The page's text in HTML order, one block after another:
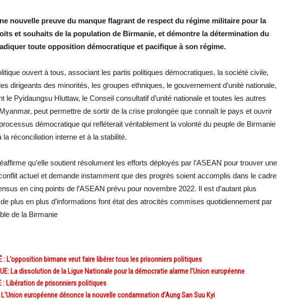
nouvelle preuve du manque flagrant de respect du régime militaire pour la
et souhaits de la population de Birmanie, et démontre la détermination du
toute opposition démocratique et pacifique à son régime.
ouvert à tous, associant les partis politiques démocratiques, la société civile,
dirigeants des minorités, les groupes ethniques, le gouvernement d’unité nationale,
le Pyidaungsu Hluttaw, le Conseil consultatif d’unité nationale et toutes les autres
peut permettre de sortir de la crise prolongée que connaît le pays et ouvrir
démocratique qui refléterait véritablement la volonté du peuple de Birmanie
la réconciliation interne et à la stabilité.
qu’elle soutient résolument les efforts déployés par l’ASEAN pour trouver une
actuel et demande instamment que des progrès soient accomplis dans le cadre
en cinq points de l’ASEAN prévu pour novembre 2022. Il est d’autant plus
plus en plus d’informations font état des atrocités commises quotidiennement par
de la Birmanie
: L’opposition birmane veut faire libérer tous les prisonniers politiques
La dissolution de la Ligue Nationale pour la démocratie alarme l’Union européenne
: Libération de prisonniers politiques
L’Union européenne dénonce la nouvelle condamnation d’Aung San Suu Kyi